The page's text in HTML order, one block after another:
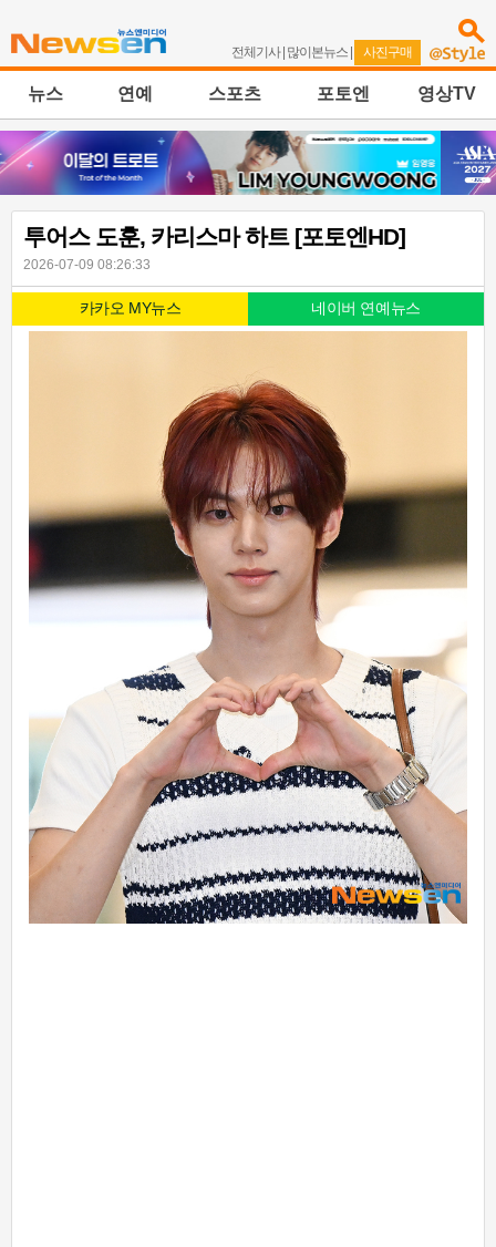
전체기사| 많이본뉴스 | 사진구매
뉴스 연예 스포츠 포토엔 영상TV
투어스 도훈, 카리스마 하트 [포토엔HD]
2026-07-09 08:26:33
카카오 MY뉴스 네이버 연예뉴스